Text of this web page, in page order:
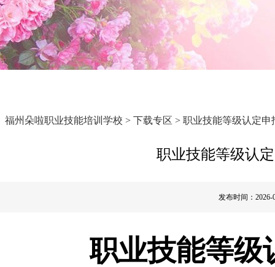
福州朵啦职业技能培训学校 > 下载专区 > 职业技能等级认定申
职业技能等级认
发布时间：2026-
职业技能等级